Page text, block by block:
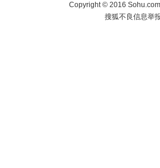
Copyright©2016
搜狐不良信息举